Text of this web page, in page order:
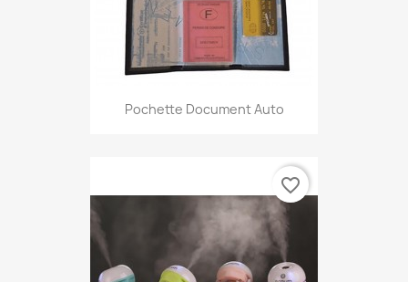
Pochette Document Auto
favorite_border